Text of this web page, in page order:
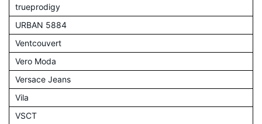
trueprodigy
URBAN 5884
Ventcouvert
Vero Moda
Versace Jeans
Vila
VSCT